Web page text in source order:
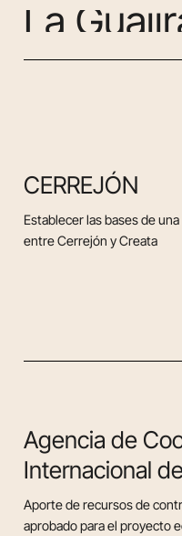
L a Guajir
CERREJÓN
Establecer las bases de
entre Cerrejón y Creata
Agencia de
Internacional
Aporte de recursos de
aprobado para el proyecto